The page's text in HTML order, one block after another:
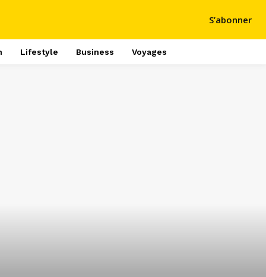
S’abonner
Lifestyle Business Voyages